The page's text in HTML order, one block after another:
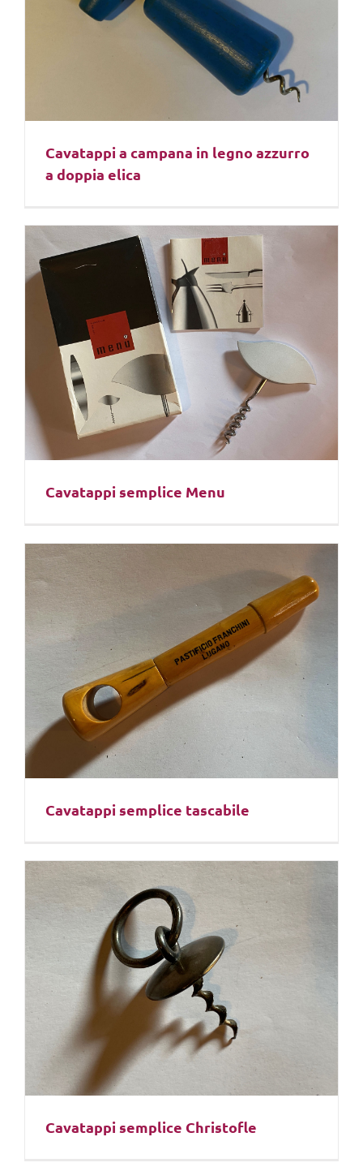
Cavatappi a campana in legno azzurro
a doppia elica
Cavatappi semplice Menu
Cavatappi semplice tascabile
Cavatappi semplice Christofle